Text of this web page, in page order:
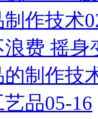
制作技术
浪费 摇
的制作技
艺品05-16